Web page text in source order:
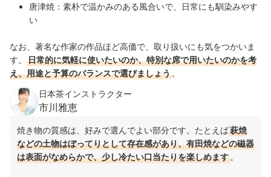
唐津焼：素朴で温かみのある風合いで、日常にも馴染みやす
い
なお、著名な作家の作品ほど高価で、取り扱いにも気をつかいま
す。
日常的に気軽に使いたいのか、特別な席で用いたいのかを考
え、用途と予算のバランスで選びましょう 。
日本茶インストラクター
市川雅恵
焼き物の質感は、好みで選んでよい部分です。たとえば萩焼
などの土物はぼってりとして存在感があり、有田焼などの磁器
は表面がなめらかで、少し冷たい口当たりを楽しめます 。